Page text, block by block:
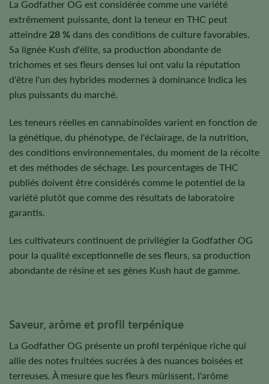
La Godfather OG est considérée comme une variété
extrêmement puissante, dont la teneur en THC peut
atteindre 28 % dans des conditions de culture favorables.
Sa lignée Kush d'élite, sa production abondante de
trichomes et ses fleurs denses lui ont valu la réputation
d'être l'un des hybrides modernes à dominance Indica les
plus puissants du marché.
Les teneurs réelles en cannabinoïdes varient en fonction de
la génétique, du phénotype, de l'éclairage, de la nutrition,
des conditions environnementales, du moment de la récolte
et des méthodes de séchage. Les pourcentages de THC
publiés doivent être considérés comme le potentiel de la
variété plutôt que comme des résultats de laboratoire
garantis.
Les cultivateurs continuent de privilégier la Godfather OG
pour la qualité exceptionnelle de ses fleurs, sa production
abondante de résine et ses gènes Kush haut de gamme.
Saveur, arôme et profil terpénique
La Godfather OG présente un profil terpénique riche qui
allie des notes fruitées sucrées à des nuances boisées et
terreuses. À mesure que les fleurs mûrissent, l'arôme